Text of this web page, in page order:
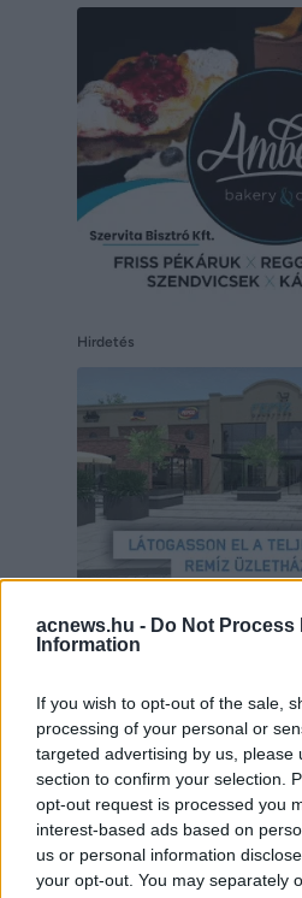
acnews.hu - Do Not Process
Information
If you wish to opt-out of the sale,
processing of your personal or
targeted advertising by us, please
section to confirm your selection.
opt-out request is processed you
interest-based ads based on
us or personal information
your opt-out. You may separately
Hirdetés
Hirdetés